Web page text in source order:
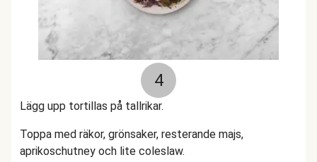
4
Lägg upp tortillas på tallrikar.
Toppa med räkor, grönsaker, resterande majs,
aprikoschutney och lite coleslaw.